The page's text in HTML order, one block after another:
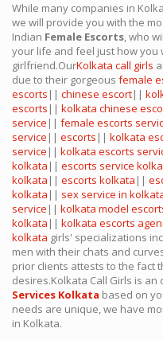
While many companies in
we will provide you with the
Indian Female Escorts, who
your life and feel just how you
girlfriend.OurKolkata call girls
due to their gorgeous female
escorts || chinese escort||
escorts || kolkata chinese
service || female escorts
service || escorts || kolkata
service || kolkata escorts
kolkata || escorts service
kolkata || escorts kolkata ||
kolkata || sex service in
service || kolkata model
kolkata || kolkata escorts
kolkata girls' specializations
men with their chats and
prior clients attests to the fact
desires.Kolkata Call Girls is
Services Kolkata based on
needs are unique, we have
in Kolkata.